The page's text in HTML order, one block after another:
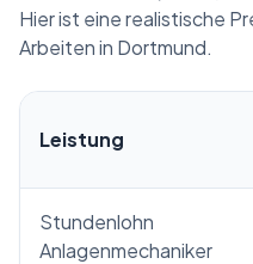
Hier ist eine realistische
Arbeiten in Dortmund.
Leistung
Stundenlohn
Anlagenmechaniker